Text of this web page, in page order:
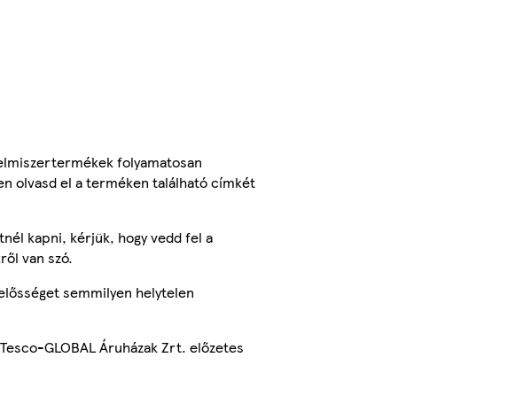
folyamatosan
olvasd el a terméken található címkét
kapni, kérjük, hogy vedd fel a
van szó.
semmilyen helytelen
GLOBAL Áruházak Zrt. előzetes